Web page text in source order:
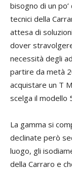
bisogno di un
tecnici della
attesa di
dover
necessità degli
partire da metà
acquistare un T
scelga il modello
La gamma si
declinate però
luogo, gli
della Carraro e